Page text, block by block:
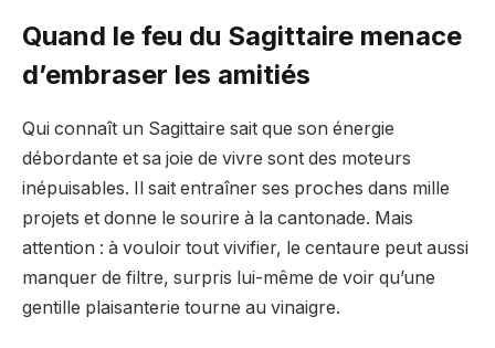
Quand le feu du Sagittaire menace
d’embraser les amitiés
Qui connaît un Sagittaire sait que son énergie
débordante et sa joie de vivre sont des moteurs
inépuisables. Il sait entraîner ses proches dans mille
projets et donne le sourire à la cantonade. Mais
attention : à vouloir tout vivifier, le centaure peut aussi
manquer de filtre, surpris lui-même de voir qu’une
gentille plaisanterie tourne au vinaigre.